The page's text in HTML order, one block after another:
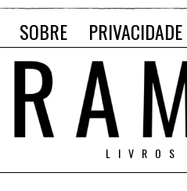
SOBRE PRIVACIDADE